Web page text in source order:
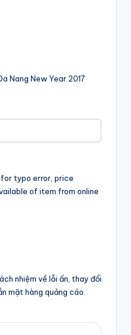
Nang New Year 2017
typo error, price
of item from online
nhiệm về lỗi ấn, thay đổi
mặt hàng quảng cáo.